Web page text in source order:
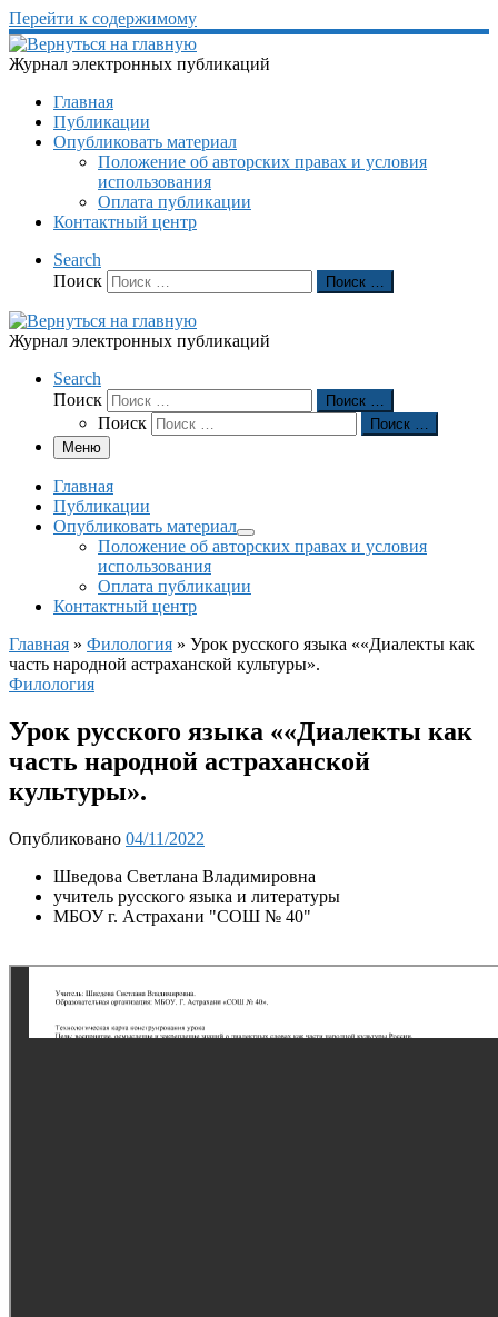
Перейти к содержимому
Журнал электронных публикаций
Главная
Публикации
Опубликовать материал
Положение об авторских правах и условия
использования
Оплата публикации
Контактный центр
Search
Поиск
Поиск …
Журнал электронных публикаций
Search
Поиск
Поиск …
Поиск
Поиск …
Меню
Главная
Публикации
Опубликовать материал
Положение об авторских правах и условия
использования
Оплата публикации
Контактный центр
Главная » Филология » Урок русского языка ««Диалекты как
часть народной астраханской культуры».
Филология
Урок русского языка ««Диалекты как
часть народной астраханской
культуры».
Опубликовано 04/11/2022
Шведова Светлана Владимировна
учитель русского языка и литературы
МБОУ г. Астрахани "СОШ № 40"